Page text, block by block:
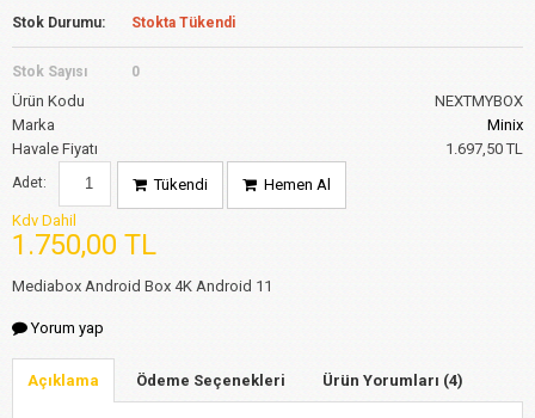
Stok Durumu: Stokta Tükendi
Stok Sayısı 0
Ürün Kodu
NEXTMYBOX
Marka
Minix
Havale Fiyatı
1.697,50 TL
Adet: Tükendi
Hemen Al
Kdv Dahil
1.750,00 TL
Mediabox Android Box 4K Android 11
Yorum yap
Açıklama Ödeme Seçenekleri Ürün Yorumları (4)